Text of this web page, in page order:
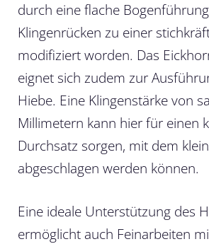
durch eine flache
Klingenrücken zu einer
modifiziert worden. Das
eignet sich zudem zur
Hiebe. Eine Klingenstärke von
Millimetern kann hier für einen
Durchsatz sorgen, mit dem
abgeschlagen werden können.
Eine ideale Unterstützung des
ermöglicht auch Feinarbeiten